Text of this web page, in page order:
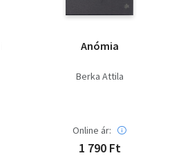
Anómia
Berka Attila
Online ár:
1 790 Ft